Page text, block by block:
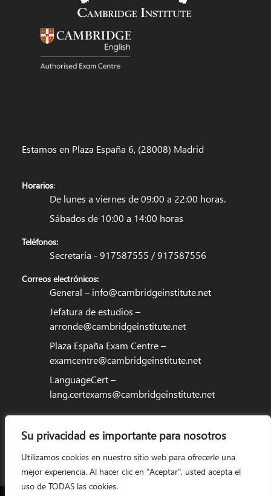
Su privacidad es importante para nosotros
Utilizamos cookies en nuestro sitio web para ofrecerle una
mejor experiencia. Al hacer clic en "Aceptar", usted acepta el
uso de TODAS las cookies.
Estamos en Plaza España 6, (28008) Madrid
Horarios:
De lunes a viernes de 09:00 a 22:00 horas.
Sábados de 10:00 a 14:00 horas
Teléfonos:
Secretaría - 917587555 / 917587556
Correos electrónicos:
General – info@cambridgeinstitute.net
Jefatura de estudios –
arronde@cambridgeinstitute.net
Plaza España Exam Centre –
examcentre@cambridgeinstitute.net
LanguageCert –
lang.certexams@cambridgeinstitute.net